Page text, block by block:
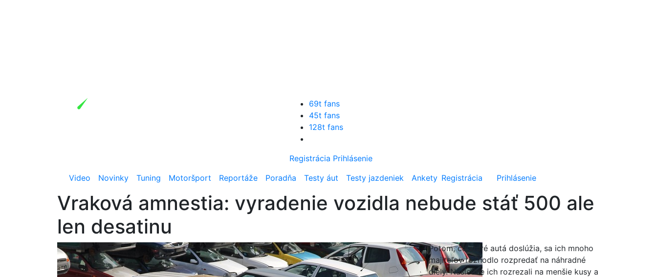
69t fans
45t fans
128t fans
Registrácia Prihlásenie
Video
Novinky Tuning Motoršport Reportáže Poradňa Testy áut Testy jazdeniek Ankety Registrácia Prihlásenie
Vraková amnestia: vyradenie vozidla nebude stáť 500 ale
len desatinu
Potom, čo staré autá doslúžia, sa ich mnoho
majiteľov rozhodlo rozpredať na náhradné
diely. Následne ich rozrezali na menšie kusy a